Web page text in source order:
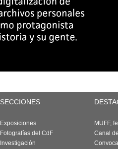
SECCIONES
Exposiciones
Fotografías del CdF
Investigación
MUFF,
Canal